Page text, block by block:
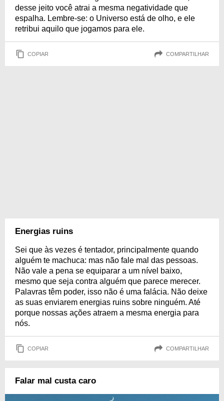
desse jeito você atrai a mesma negatividade que
espalha. Lembre-se: o Universo está de olho, e ele
retribui aquilo que jogamos para ele.
COPIAR COMPARTILHAR
Energias ruins
Sei que às vezes é tentador, principalmente quando
alguém te machuca: mas não fale mal das pessoas.
Não vale a pena se equiparar a um nível baixo,
mesmo que seja contra alguém que parece merecer.
Palavras têm poder, isso não é uma falácia. Não deixe
as suas enviarem energias ruins sobre ninguém. Até
porque nossas ações atraem a mesma energia para
nós.
COPIAR COMPARTILHAR
Falar mal custa caro